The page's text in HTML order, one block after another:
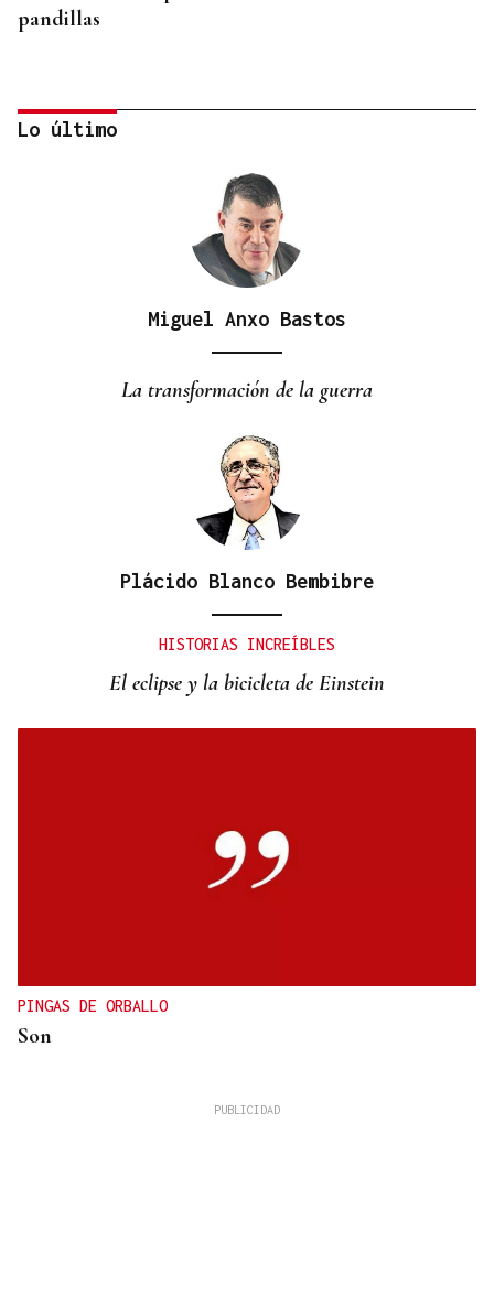
pandillas
mulleres da música tradicional
Lo último
Miguel Anxo Bastos
La transformación de la guerra
Plácido Blanco Bembibre
HISTORIAS INCREÍBLES
El eclipse y la bicicleta de Einstein
PINGAS DE ORBALLO
Son